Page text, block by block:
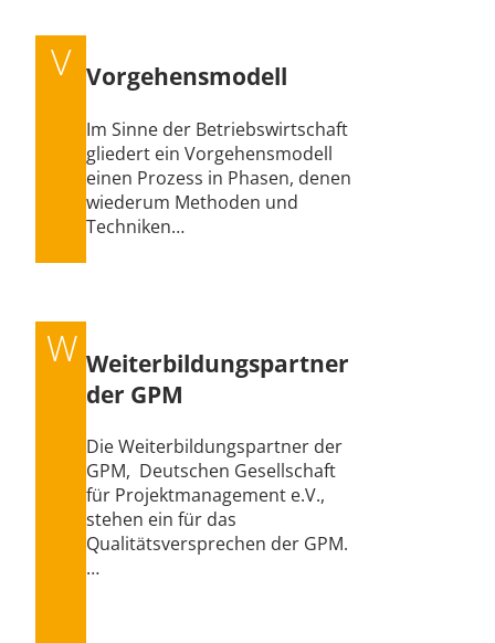
V Vorgehensmodell
Im Sinne der Betriebswirtschaft
gliedert ein Vorgehensmodell
einen Prozess in Phasen, denen
wiederum Methoden und
Techniken…
W Weiterbildungspartner
der GPM
Die Weiterbildungspartner der
GPM, Deutschen Gesellschaft
für Projektmanagement e.V.,
stehen ein für das
Qualitätsversprechen der GPM.
…